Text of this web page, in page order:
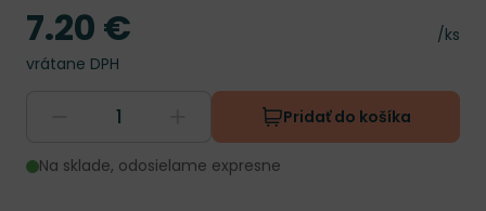
Cena
/ks
Cena
7.20 €
vrátane DPH
Pridať do košíka
Na sklade, odosielame expresne